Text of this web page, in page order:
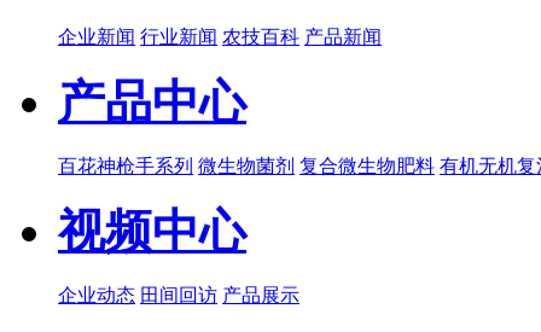
企业新闻 行业新闻 农技百科 产品新闻
产品中心
百花神枪手系列 微生物菌剂 复合微生物肥料 有机无机复
视频中心
企业动态 田间回访 产品展示